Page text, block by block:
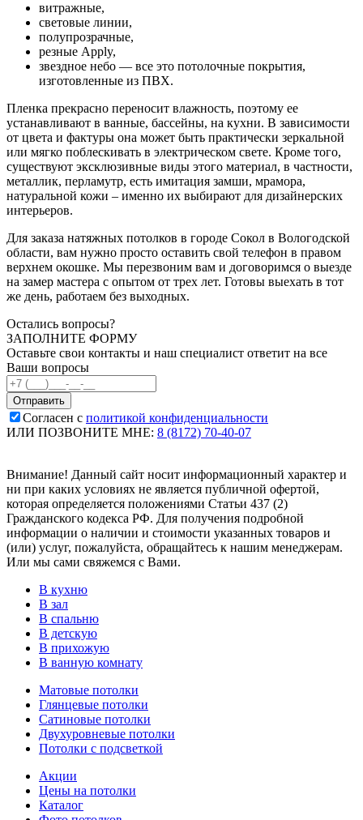
витражные,
световые линии,
полупрозрачные,
резные Apply,
звездное небо — все это потолочные покрытия,
изготовленные из ПВХ.
Пленка прекрасно переносит влажность, поэтому ее
устанавливают в ванные, бассейны, на кухни. В зависимости
от цвета и фактуры она может быть практически зеркальной
или мягко поблескивать в электрическом свете. Кроме того,
существуют эксклюзивные виды этого материал, в частности,
металлик, перламутр, есть имитация замши, мрамора,
натуральной кожи – именно их выбирают для дизайнерских
интерьеров.
Для заказа натяжных потолков в городе Сокол в Вологодской
области, вам нужно просто оставить свой телефон в правом
верхнем окошке. Мы перезвоним вам и договоримся о выезде
на замер мастера с опытом от трех лет. Готовы выехать в тот
же день, работаем без выходных.
Остались вопросы?
ЗАПОЛНИТЕ ФОРМУ
Оставьте свои контакты и наш специалист ответит на все
Ваши вопросы
Согласен с политикой конфиденциальности
ИЛИ ПОЗВОНИТЕ МНЕ: 8 (8172) 70-40-07
Внимание! Данный сайт носит информационный характер и
ни при каких условиях не является публичной офертой,
которая определяется положениями Статьи 437 (2)
Гражданского кодекса РФ. Для получения подробной
информации о наличии и стоимости указанных товаров и
(или) услуг, пожалуйста, обращайтесь к нашим менеджерам.
Или мы сами свяжемся с Вами.
В кухню
В зал
В спальню
В детскую
В прихожую
В ванную комнату
Матовые потолки
Глянцевые потолки
Сатиновые потолки
Двухуровневые потолки
Потолки с подсветкой
Акции
Цены на потолки
Каталог